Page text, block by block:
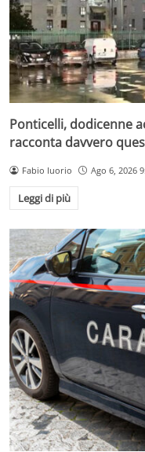
Ponticelli, dodicenne
racconta davvero
Fabio Iuorio Ago 6, 2026
Leggi di più